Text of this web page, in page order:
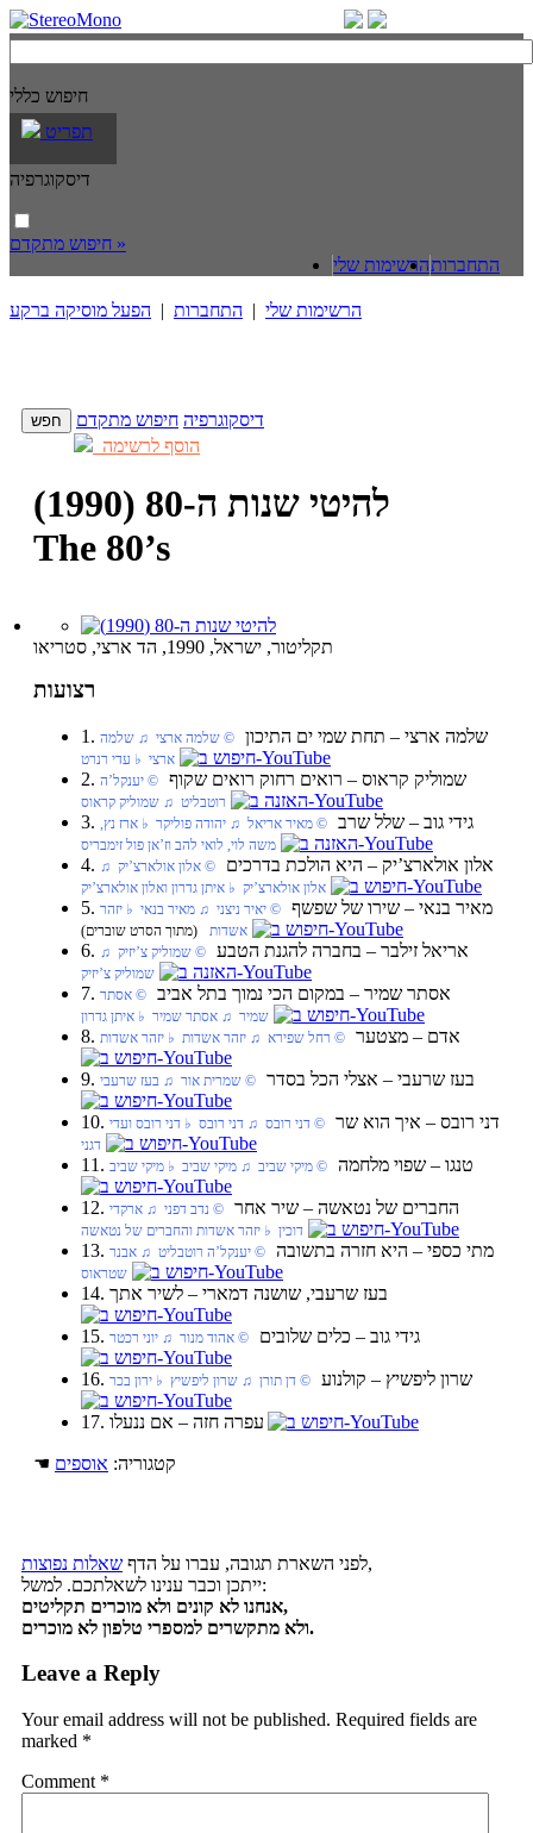
תפריט
חיפוש כללי
חיפוש מתקדם »
התחברותהרשימות שלי
הרשימות שלי | התחברות | הפעל מוסיקה ברקע
דיסקוגרפיה חיפוש מתקדם
הוסף לרשימה
להיטי שנות ה-80 (1990)
The 80’s
תקליטור, ישראל, 1990, הד ארצי, סטריאו
רצועות
1. שלמה ארצי‏ – תחת שמי ים התיכון ‏ © שלמה ארצי‏ ♫ שלמה
ארצי‏ ♭ עדי רנרט
2. שמוליק קראוס‏ – רואים רחוק רואים שקוף ‏ © יענקל’ה
רוטבליט‏ ♫ שמוליק קראוס
3. גידי גוב‏ – שלל שרב ‏ © מאיר אריאל‏ ♫ יהודה פוליקר‏ ♭ ארז נץ,
משה לוי, לואי להב וז’אן פול זימבריס
4. אלון אולארצ’יק‏ – היא הולכת בדרכים ‏ © אלון אולארצ’יק‏ ♫
אלון אולארצ’יק‏ ♭ איתן גדרון ואלון אולארצ’יק
5. מאיר בנאי‏ – שירו של שפשף ‏ © יאיר ניצני‏ ♫ מאיר בנאי‏ ♭ יזהר
אשדות
(מתוך הסרט שוברים)
6. אריאל זילבר‏ – בחברה להגנת הטבע ‏ © שמוליק צ’יזיק‏ ♫
שמוליק צ’יזיק
7. אסתר שמיר‏ – במקום הכי נמוך בתל אביב ‏ © אסתר
שמיר‏ ♫ אסתר שמיר‏ ♭ איתן גדרון
8. אדם‏ – מצטער ‏ © רחל שפירא‏ ♫ יזהר אשדות‏ ♭ יזהר אשדות
9. בעז שרעבי‏ – אצלי הכל בסדר ‏ © שמרית אור‏ ♫ בעז שרעבי
10. דני רובס‏ – איך הוא שר ‏ © דני רובס‏ ♫ דני רובס‏ ♭ דני רובס ועדי
דגני
11. טנגו‏ – שפוי מלחמה ‏ © מיקי שביב‏ ♫ מיקי שביב‏ ♭ מיקי שביב
12. החברים של נטאשה‏ – שיר אחר ‏ © נדב דפני‏ ♫ ארקדי
דוכין‏ ♭ יזהר אשדות והחברים של נטאשה
13. מתי כספי‏ – היא חזרה בתשובה ‏ © יענקל’ה רוטבליט‏ ♫ אבנר
שטראוס
14. בעז שרעבי, שושנה דמארי‏ – לשיר אתך
15. גידי גוב‏ – כלים שלובים ‏ © אהוד מנור‏ ♫ יוני רכטר
16. שרון ליפשיץ‏ – קולנוע ‏ © דן תורן‏ ♫ שרון ליפשיץ‏ ♭ ירון בכר
17. עפרה חזה‏ – אם ננעלו
☚ קטגוריה: אוספים
לפני השארת תגובה, עברו על הדף שאלות נפוצות
,
ייתכן וכבר ענינו לשאלתכם. למשל:
אנחנו לא קונים ולא מוכרים תקליטים,
ולא מתקשרים למספרי טלפון לא מוכרים.
Leave a Reply
Your email address will not be published. Required fields are
marked *
Comment *